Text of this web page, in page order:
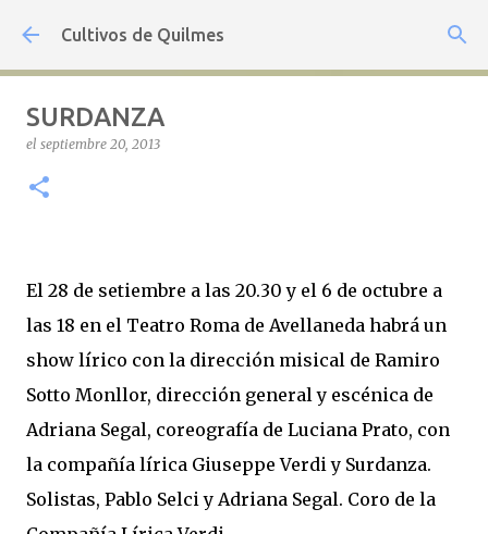
Ir al contenido principal
Cultivos de Quilmes
SURDANZA
el septiembre 20, 2013
El 28 de setiembre a las 20.30 y el 6 de octubre a
las 18 en el Teatro Roma de Avellaneda habrá un
show lírico con la dirección misical de Ramiro
Sotto Monllor, dirección general y escénica de
Adriana Segal, coreografía de Luciana Prato, con
la compañía lírica Giuseppe Verdi y Surdanza.
Solistas, Pablo Selci y Adriana Segal. Coro de la